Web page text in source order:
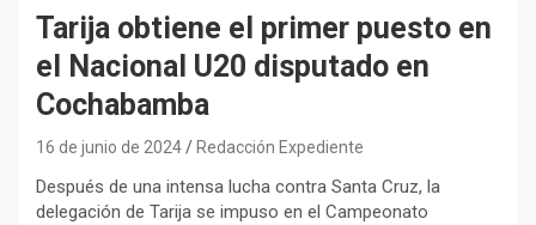
Tarija obtiene el primer puesto en
el Nacional U20 disputado en
Cochabamba
16 de junio de 2024 Redacción Expediente
Después de una intensa lucha contra Santa Cruz, la
delegación de Tarija se impuso en el Campeonato